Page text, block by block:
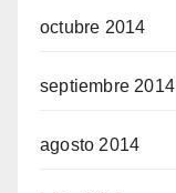
octubre 2014
septiembre 2014
agosto 2014